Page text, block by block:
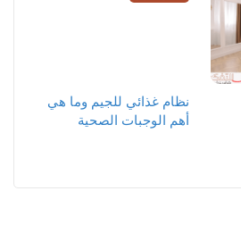
نظام غذائي للجيم وما هي
أهم الوجبات الصحية